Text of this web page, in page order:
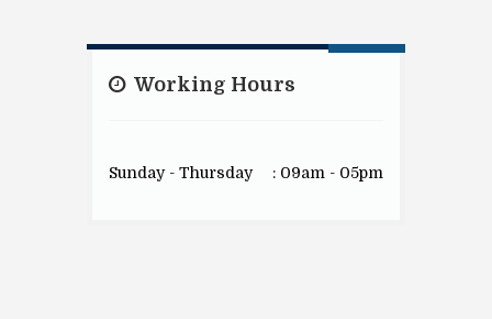
Working Hours
Sunday - Thursday : 09am - 05pm